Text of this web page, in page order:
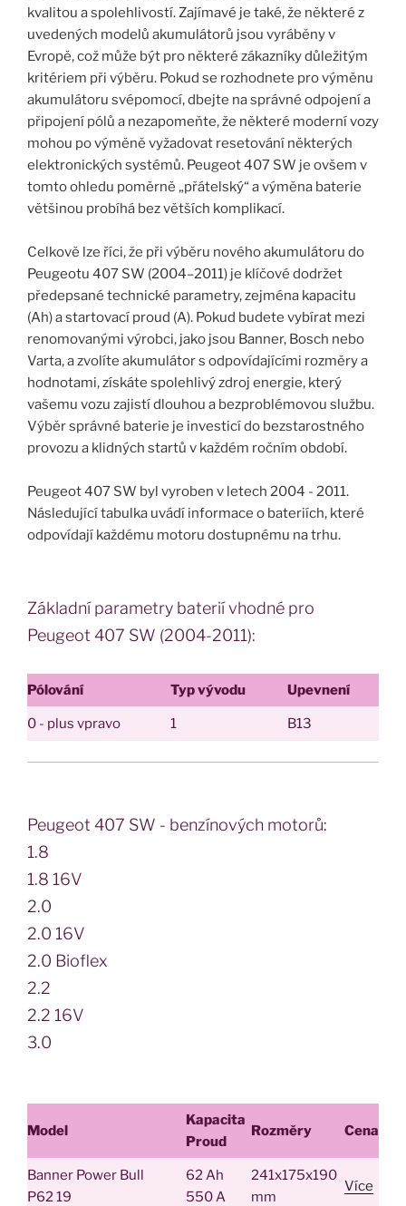
kvalitou a spolehlivostí. Zajímavé je také, že některé z
uvedených modelů akumulátorů jsou vyráběny v
Evropě, což může být pro některé zákazníky důležitým
kritériem při výběru. Pokud se rozhodnete pro výměnu
akumulátoru svépomocí, dbejte na správné odpojení a
připojení pólů a nezapomeňte, že některé moderní vozy
mohou po výměně vyžadovat resetování některých
elektronických systémů. Peugeot 407 SW je ovšem v
tomto ohledu poměrně „přátelský“ a výměna baterie
většinou probíhá bez větších komplikací.
Celkově lze říci, že při výběru nového akumulátoru do
Peugeotu 407 SW (2004–2011) je klíčové dodržet
předepsané technické parametry, zejména kapacitu
(Ah) a startovací proud (A). Pokud budete vybírat mezi
renomovanými výrobci, jako jsou Banner, Bosch nebo
Varta, a zvolíte akumulátor s odpovídajícími rozměry a
hodnotami, získáte spolehlivý zdroj energie, který
vašemu vozu zajistí dlouhou a bezproblémovou službu.
Výběr správné baterie je investicí do bezstarostného
provozu a klidných startů v každém ročním období.
Peugeot 407 SW byl vyroben v letech 2004 - 2011.
Následující tabulka uvádí informace o bateriích, které
odpovídají každému motoru dostupnému na trhu.
Základní parametry baterií vhodné pro
Peugeot 407 SW (2004-2011):
Pólování Typ vývodu Upevnení
0 - plus vpravo 1 B13
Peugeot 407 SW - benzínových motorů:
1.8
1.8 16V
2.0
2.0 16V
2.0 Bioflex
2.2
2.2 16V
3.0
Model
Kapacita
Proud
Rozměry Cena
Banner Power Bull
P62 19
62 Ah
550 A
241x175x190
mm
Více